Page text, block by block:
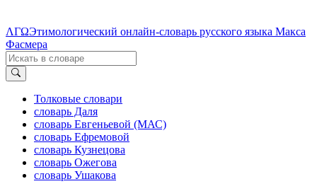
ΛΓΩЭтимологический онлайн-словарь русского языка Макса
Фасмера
Толковые словари
словарь Даля
словарь Евгеньевой (МАС)
словарь Ефремовой
словарь Кузнецова
словарь Ожегова
словарь Ушакова